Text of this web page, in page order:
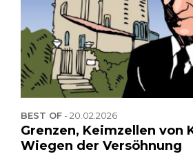
BEST OF-20.02.2026
Grenzen, Keimzellen von
Wiegen der Versöhnung